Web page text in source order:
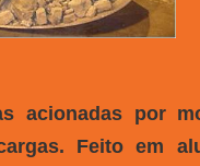
acionadas por
Feito em